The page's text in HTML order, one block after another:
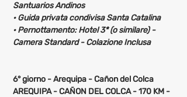
Santuarios Andinos
· Guida privata condivisa Santa Catalina
· Pernottamento: Hotel 3* (o similare) -
Camera Standard - Colazione Inclusa
6° giorno - Arequipa - Cañon del Colca
AREQUIPA - CAÑON DEL COLCA - 170 KM -